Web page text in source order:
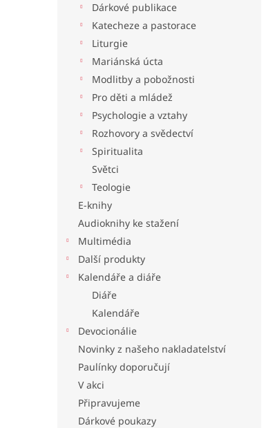
Dárkové publikace
Katecheze a pastorace
Liturgie
Mariánská úcta
Modlitby a pobožnosti
Pro děti a mládež
Psychologie a vztahy
Rozhovory a svědectví
Spiritualita
Světci
Teologie
E-knihy
Audioknihy ke stažení
Multimédia
Další produkty
Kalendáře a diáře
Diáře
Kalendáře
Devocionálie
Novinky z našeho nakladatelství
Paulínky doporučují
V akci
Připravujeme
Dárkové poukazy